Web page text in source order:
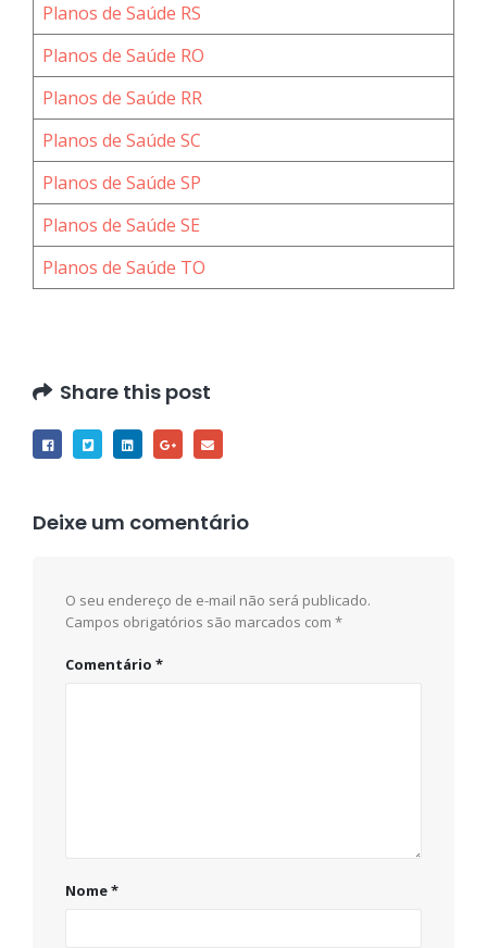
Planos de Saúde RS
Planos de Saúde RO
Planos de Saúde RR
Planos de Saúde SC
Planos de Saúde SP
Planos de Saúde SE
Planos de Saúde TO
Share this post
Deixe um comentário
O seu endereço de e-mail não será publicado.
Campos obrigatórios são marcados com *
Comentário *
Nome*